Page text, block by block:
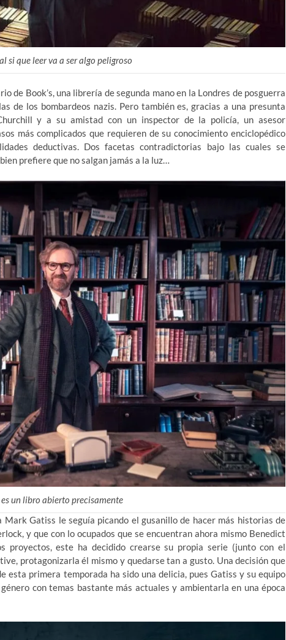
si que leer va a ser algo peligroso
de Book’s, una librería de segunda mano en la Londres de posguerra
de los bombardeos nazis. Pero también es, gracias a una presunta
y a su amistad con un inspector de la policía, un asesor
más complicados que requieren de su conocimiento enciclopédico
deductivas. Dos facetas contradictorias bajo las cuales se
prefiere que no salgan jamás a la luz…
es un libro abierto precisamente
Gatiss le seguía picando el gusanillo de hacer más historias de
y que con lo ocupados que se encuentran ahora mismo Benedict
proyectos, este ha decidido crearse su propia serie (junto con el
protagonizarla él mismo y quedarse tan a gusto. Una decisión que
esta primera temporada ha sido una delicia, pues Gatiss y su equipo
con temas bastante más actuales y ambientarla en una época